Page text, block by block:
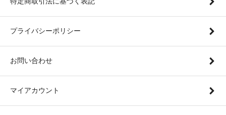
プライバシーポリシー
お問い合わせ
マイアカウント